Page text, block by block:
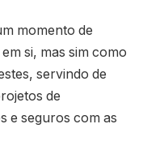
momento de
si, mas sim como
servindo de
de
e seguros com as